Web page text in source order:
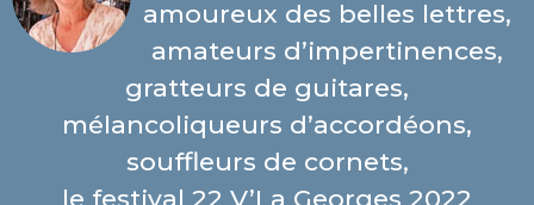
amoureux des belles lettres,
amateurs d’impertinences,
gratteurs de guitares,
mélancoliqueurs d’accordéons,
souffleurs de cornets,
le festival 22 V’La Georges 2022